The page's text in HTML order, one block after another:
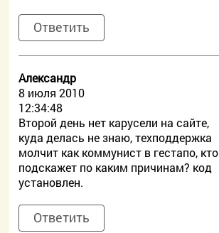
Ответить
Александр
8 июля 2010
12:34:48
Второй день нет карусели на сайте,
куда делась не знаю, техподдержка
молчит как коммунист в гестапо, кто
подскажет по каким причинам? код
установлен.
Ответить